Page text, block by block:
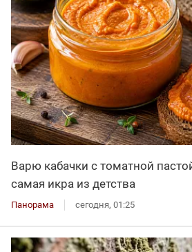
Варю кабачки с томатной
самая икра из детства
Панорама сегодня, 01:25